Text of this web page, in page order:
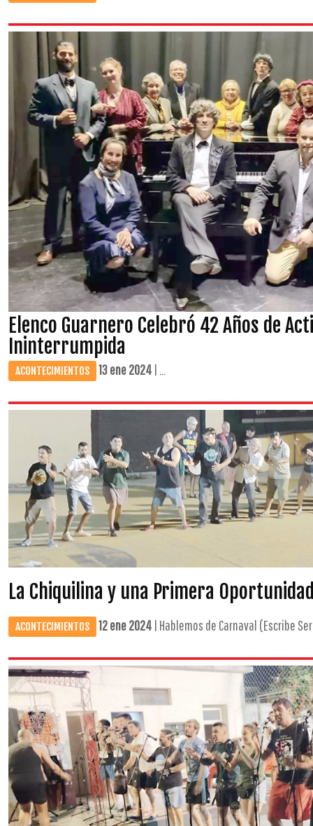
Elenco Guarnero Celebró 42 Años de
Ininterrumpida
ACONTECIMIENTOS 13 ene 2024 | ...
La Chiquilina y una Primera
ACONTECIMIENTOS 12 ene 2024 | Hablemos de Carnaval (Escribe